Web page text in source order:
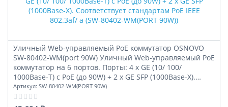
Уличный Web-управляемый PoE коммутатор OSNOVO
SW-80402-WM(port 90W) Уличный Web-управляемый PoE
коммутатор на 6 портов. Порты: 4 x GE (10/ 100/
1000Base-T) с PoE (до 90W) + 2 x GE SFP (1000Base-X).
Соответствует стандартам PoE IEEE 802.3af/ a (SW-80402-
WM(PORT 90W))
Артикул: SW-80402-WM(PORT 90W)